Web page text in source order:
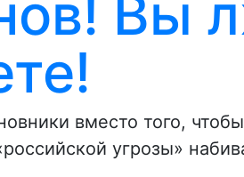
Вы
вместо того,
угрозы»